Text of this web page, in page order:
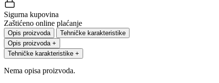
Sigurna kupovina
Zaštićeno online plaćanje
Opis proizvoda
Tehničke karakteristike
Opis proizvoda +
Tehničke karakteristike +
Nema opisa proizvoda.